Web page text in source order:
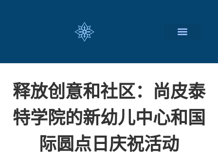
释放创意和社区：尚皮泰
特学院的新幼儿中心和国
际圆点日庆祝活动